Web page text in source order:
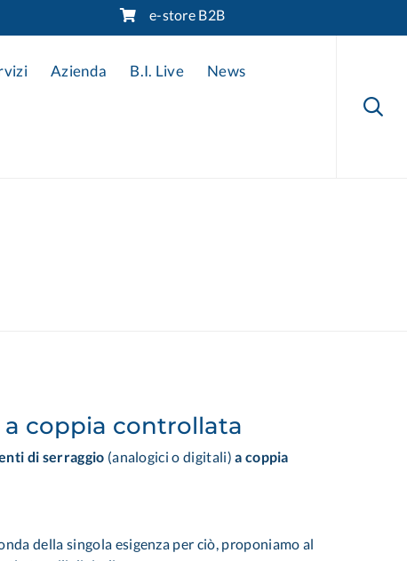
e-store B2B
Azienda B.I. Live News

coppia controllata
di serraggio (analogici o digitali) a coppia
della singola esigenza per ciò, proponiamo al